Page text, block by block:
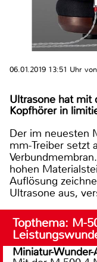
06.01.2019 13:51 Uhr
Ultrasone hat mit
Kopfhörer in
Der im neuesten
mm-Treiber setzt
hohen
Auflösung
Ultrasone aus,
Topthema: M-
Miniatur-